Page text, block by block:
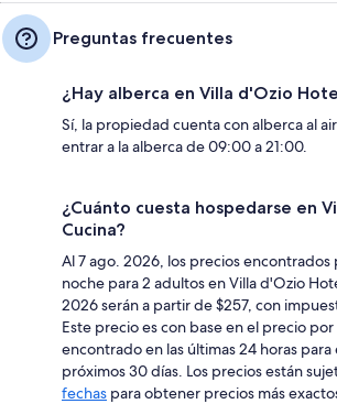
Preguntas frecuentes
¿Hay alberca en Villa d'Ozio
Sí, la propiedad cuenta con alberca al
entrar a la alberca de 09:00 a 21:00.
¿Cuánto cuesta hospedarse en
Cucina?
Al 7 ago. 2026, los precios encontrados
noche para 2 adultos en Villa d'Ozio
2026 serán a partir de $257, con
Este precio es con base en el precio
encontrado en las últimas 24 horas para
próximos 30 días. Los precios están
fechas para obtener precios más